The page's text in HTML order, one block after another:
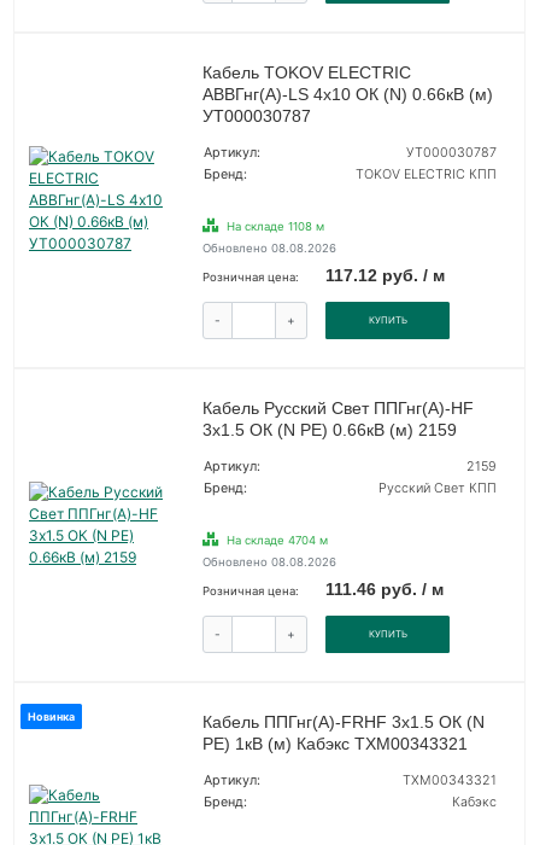
Кабель TOKOV ELECTRIC
АВВГнг(А)-LS 4х10 ОК (N) 0.66кВ (м)
УТ000030787
Артикул:
УТ000030787
Бренд:
TOKOV ELECTRIC КПП
На складе 1108 м
Обновлено 08.08.2026
Розничная цена: 117.12 руб. / м
- + КУПИТЬ
Кабель Русский Свет ППГнг(А)-HF
3х1.5 ОК (N PE) 0.66кВ (м) 2159
Артикул:
2159
Бренд:
Русский Свет КПП
На складе 4704 м
Обновлено 08.08.2026
Розничная цена: 111.46 руб. / м
- + КУПИТЬ
Новинка
Кабель ППГнг(А)-FRHF 3х1.5 ОК (N
PE) 1кВ (м) Кабэкс ТХМ00343321
Артикул:
ТХМ00343321
Бренд:
Кабэкс